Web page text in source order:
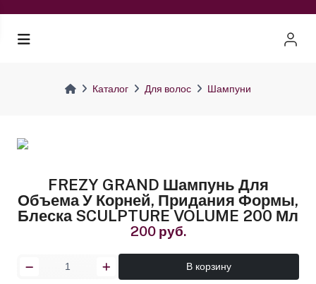
Каталог Для волос Шампуни
FREZY GRAND Шампунь Для
Объема У Корней, Придания Формы,
Блеска SCULPTURE VOLUME 200 Мл
200 руб.
В корзину